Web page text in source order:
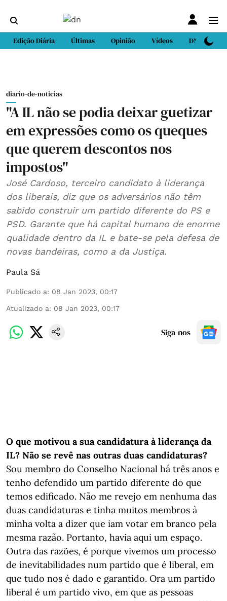
Edição Diária Últimas Opinião Vídeos DN Sport
diario-de-noticias
"A IL não se podia deixar guetizar
em expressões como os queques
que querem descontos nos
impostos"
José Cardoso, terceiro candidato à liderança
dos liberais, diz que os adversários não têm
sabido construir um partido diferente do PS e
PSD. Garante que há capital humano de enorme
qualidade dentro da IL e bate-se pela defesa de
novas bandeiras, como a da Justiça.
Paula Sá
Publicado a: 08 Jan 2023, 00:17
Atualizado a: 08 Jan 2023, 00:17
Siga-nos
O que motivou a sua candidatura à liderança da
IL? Não se revê nas outras duas candidaturas?
Sou membro do Conselho Nacional há três anos e
tenho defendido um partido diferente do que
temos edificado. Não me revejo em nenhuma das
duas candidaturas e tinha muitos membros à
minha volta a dizer que iam votar em branco pela
mesma razão. Portanto, havia aqui um espaço.
Outra das razões, é porque vivemos um processo
de inevitabilidades num partido que é liberal, em
que tudo nos é dado e garantido. Ora um partido
liberal é um partido vivo, em que as pessoas